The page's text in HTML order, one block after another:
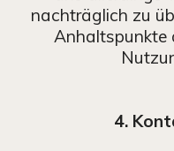
nachträglich zu
Anhaltspunkte
4.